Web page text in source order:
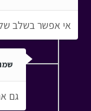
אי אפשר בשלב
גם